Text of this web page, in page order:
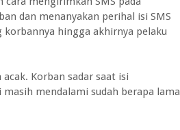
dan menanyakan perihal isi SMS
hingga akhirnya pelaku
Korban sadar saat isi
mendalami sudah berapa lama